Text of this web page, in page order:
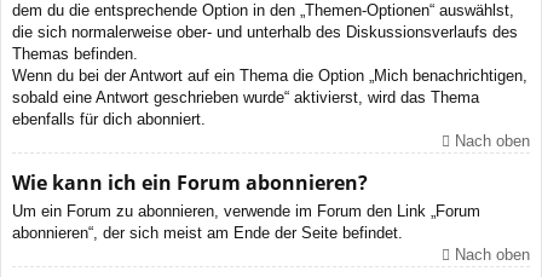
dem du die entsprechende Option in den „Themen-Optionen“ auswählst,
die sich normalerweise ober- und unterhalb des Diskussionsverlaufs des
Themas befinden.
Wenn du bei der Antwort auf ein Thema die Option „Mich benachrichtigen,
sobald eine Antwort geschrieben wurde“ aktivierst, wird das Thema
ebenfalls für dich abonniert.
Nach oben
Wie kann ich ein Forum abonnieren?
Um ein Forum zu abonnieren, verwende im Forum den Link „Forum
abonnieren“, der sich meist am Ende der Seite befindet.
Nach oben